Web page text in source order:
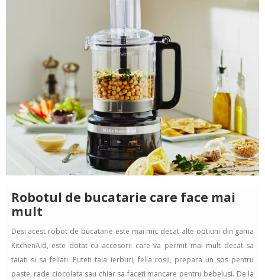
Robotul de bucatarie care face mai
mult
Desi acest robot de bucatarie este mai mic decat alte optiuni din gama
KitchenAid, este dotat cu accesorii care va permit mai mult decat sa
taiati si sa feliati. Puteti taia ierburi, felia rosii, prepara un sos pentru
paste, rade ciocolata sau chiar sa faceti mancare pentru bebelusi. De la